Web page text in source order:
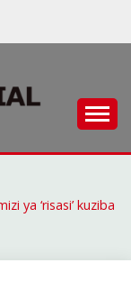
ya ‘risasi’ kuziba